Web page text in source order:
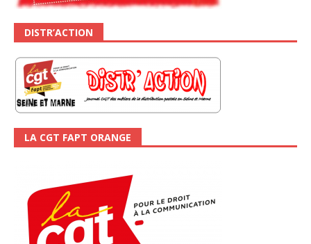
DISTR’ACTION
LA CGT FAPT ORANGE